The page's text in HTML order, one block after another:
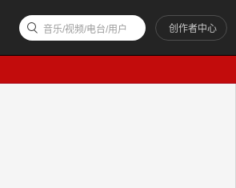
创作者中心
音乐/视频/电台/用户